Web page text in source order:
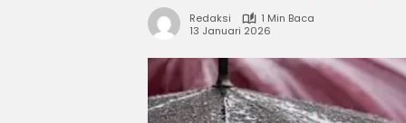
Redaksi
1 Min Baca
13 Januari 2026